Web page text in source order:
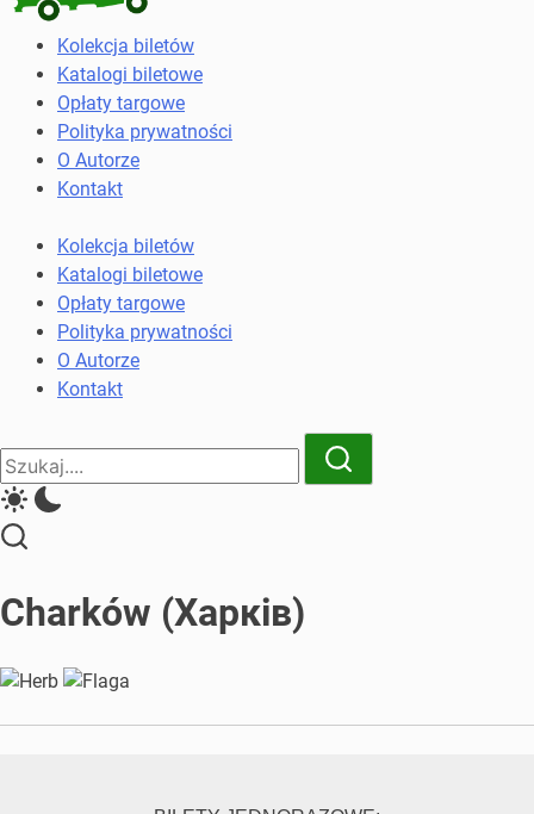
Kolekcja
biletów
komunikacji
miejskiej
kolejowych
Kolekcja biletów
Katalogi biletowe
Opłaty targowe
Polityka prywatności
O Autorze
Kontakt
Kolekcja biletów
Katalogi biletowe
Opłaty targowe
Polityka prywatności
O Autorze
Kontakt
Close
Search
Search
Charków (Харків)